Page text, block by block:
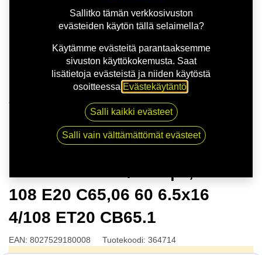
MSW 80 G.BLK/POL | 6,5X16 4-108 E20 C65,06 60
6.5x16 4/108 ET20 CB65.1
108 E20 C65,06 60 6.5x16
4/108 ET20 CB65.1
EAN: 8027529180008 Tuotekoodi: 364714
Sallitko tämän verkkosivuston
evästeiden käytön tällä selaimella?
Käytämme evästeitä parantaaksemme
sivuston käyttökokemusta. Saat
lisätietoja evästeistä ja niiden käytöstä
osoitteessa Evästekäytäntö
Salli kaikki evästeet
Salli vain välttämättömät evästeet